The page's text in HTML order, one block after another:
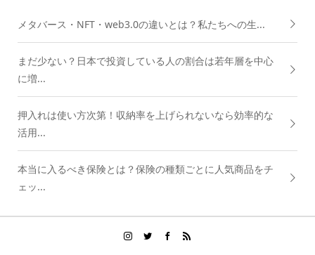
メタバース・NFT・web3.0の違いとは？私たちへの生...
まだ少ない？日本で投資している人の割合は若年層を中心
に増...
押入れは使い方次第！収納率を上げられないなら効率的な
活用...
本当に入るべき保険とは？保険の種類ごとに人気商品をチ
ェッ...